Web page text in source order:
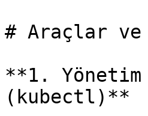
# Araçlar ve
**1. Yönetim
(kubectl)**